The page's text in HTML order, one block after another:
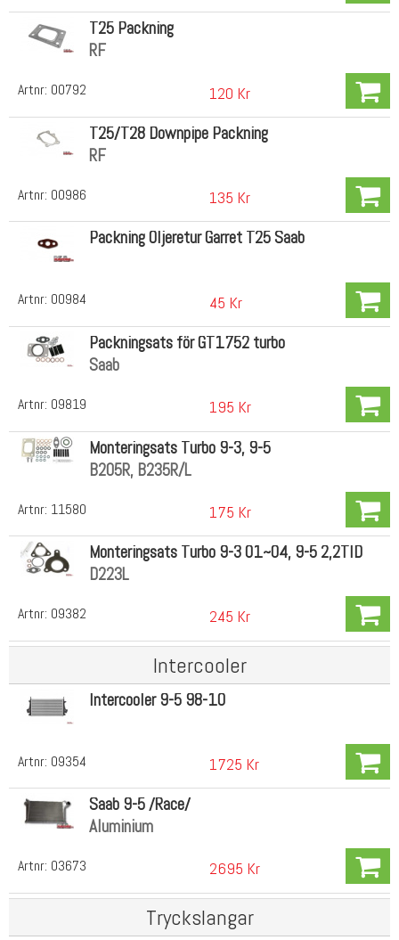
Artnr: 00792
T25 Packning
RF
120 Kr
Artnr: 00986
T25/T28 Downpipe Packning
RF
135 Kr
Artnr: 00984
Packning Oljeretur Garret T25 Saab
45 Kr
Artnr: 09819
Packningsats för GT1752 turbo
Saab
195 Kr
Artnr: 11580
Monteringsats Turbo 9-3, 9-5
B205R, B235R/L
175 Kr
Artnr: 09382
Monteringsats Turbo 9-3 01~04, 9-5 2,2TID
D223L
245 Kr
Intercooler
Artnr: 09354
Intercooler 9-5 98-10
1725 Kr
Artnr: 03673
Saab 9-5 /Race/
Aluminium
2695 Kr
Tryckslangar